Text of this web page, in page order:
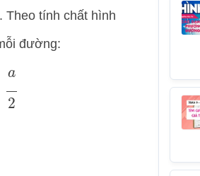
Theo tính chất hình
đường: